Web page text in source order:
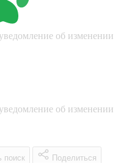
об изменении
об изменении
поиск Поделиться